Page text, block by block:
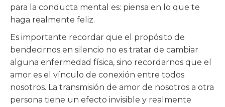
para la conducta mental es: piensa en lo que te
haga realmente feliz.
Es importante recordar que el propósito de
bendecirnos en silencio no es tratar de cambiar
alguna enfermedad física, sino recordarnos que el
amor es el vínculo de conexión entre todos
nosotros. La transmisión de amor de nosotros a otra
persona tiene un efecto invisible y realmente